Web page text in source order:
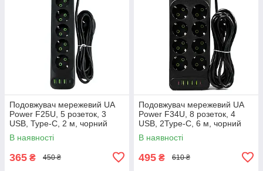
Подовжувач мережевий UA
Power F25U, 5 розеток, 3
USB, Type-C, 2 м, чорний
В наявності
365 ₴ 450 ₴
Подовжувач мережевий UA
Power F34U, 8 розеток, 4
USB, 2Type-C, 6 м, чорний
В наявності
495 ₴ 610 ₴